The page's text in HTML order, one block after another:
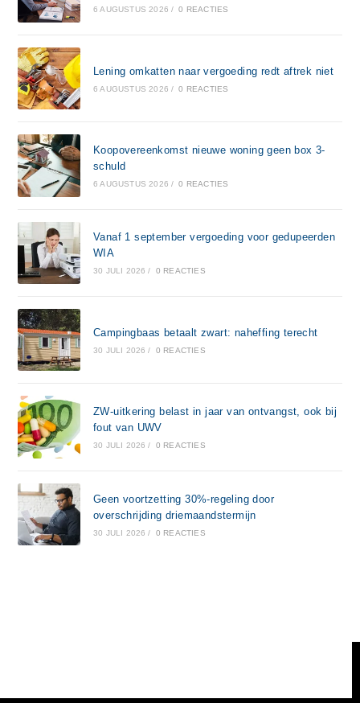
6 AUGUSTUS 2026 / 0 REACTIES
Lening omkatten naar vergoeding redt aftrek niet
6 AUGUSTUS 2026 / 0 REACTIES
Koopovereenkomst nieuwe woning geen box 3-
schuld
6 AUGUSTUS 2026 / 0 REACTIES
Vanaf 1 september vergoeding voor gedupeerden
WIA
30 JULI 2026 / 0 REACTIES
Campingbaas betaalt zwart: naheffing terecht
30 JULI 2026 / 0 REACTIES
ZW-uitkering belast in jaar van ontvangst, ook bij
fout van UWV
30 JULI 2026 / 0 REACTIES
Geen voortzetting 30%-regeling door
overschrijding driemaandstermijn
30 JULI 2026 / 0 REACTIES